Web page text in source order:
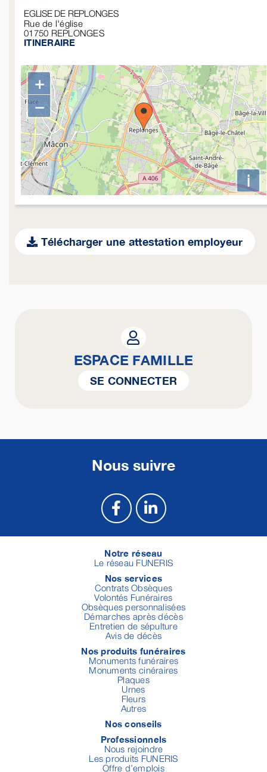
EGLISE DE REPLONGES
Rue de l'église
01750 REPLONGES
ITINERAIRE
+
−
i
Télécharger une attestation employeur
ESPACE FAMILLE
SE CONNECTER
Nous suivre
Notre réseau
Le réseau FUNERIS
Nos services
Contrats Obsèques
Volontés Funéraires
Obsèques personnalisées
Démarches après décès
Entretien de sépulture
Avis de décès
Nos produits funéraires
Monuments funéraires
Monuments cinéraires
Plaques
Urnes
Fleurs
Autres
Nos conseils
Professionnels
Nous rejoindre
Les produits FUNERIS
Offre d’emplois